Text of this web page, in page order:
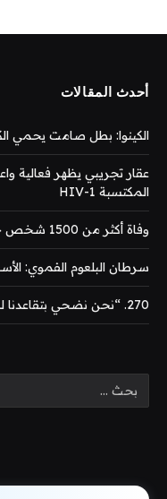
أحدث المقالات
الكينوا: بطل صامت يحمي
عقار تجريبي يظهر فعالية
المكتسبة HIV-1
وفاة أكثر من 1500 شخص جراء تفشي فيروس إيبولا في الكونغو
سرطان البلعوم الفموي:
270. “نحن نضحي بتقاعدنا لدفع تكاليف كلية أطفالنا”